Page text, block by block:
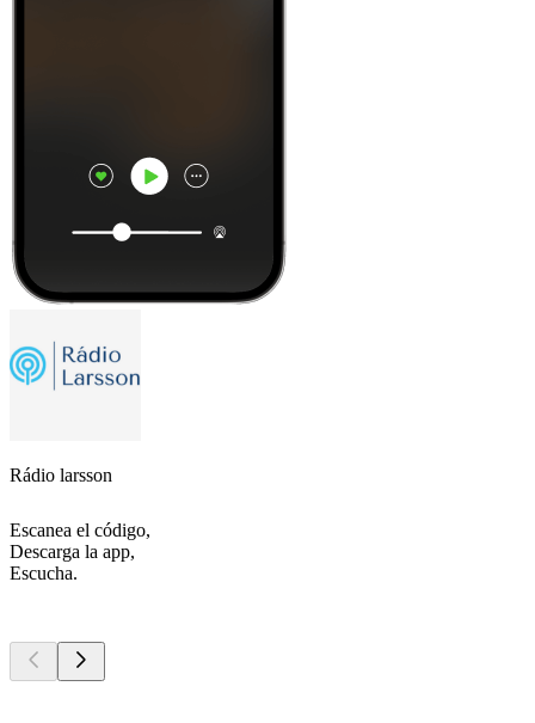
Rádio larsson
Escanea el código,
Descarga la app,
Escucha.